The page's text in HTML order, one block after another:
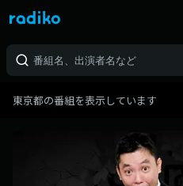
東京都の番組を表示しています